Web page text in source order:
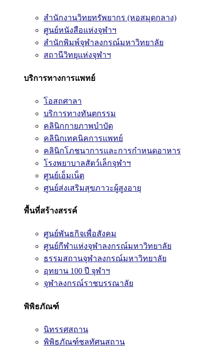
สำนักงานวิทยทรัพยากร (หอสมุดกลาง)
ศูนย์หนังสือแห่งจุฬาฯ
สำนักพิมพ์จุฬาลงกรณ์มหาวิทยาลัย
สถานีวิทยุแห่งจุฬาฯ
บริการทางการแพทย์
โอสถศาลา
บริการทางทันตกรรม
คลินิกกายภาพบำบัด
คลินิกเทคนิคการแพทย์
คลินิกโภชนาการและการกำหนดอาหาร
โรงพยาบาลสัตว์เล็กจุฬาฯ
ศูนย์เอ็มเน็ต
ศูนย์ส่งเสริมสุขภาวะผู้สูงอายุ
พื้นที่สร้างสรรค์
ศูนย์พันธกิจเพื่อสังคม
ศูนย์กีฬาแห่งจุฬาลงกรณ์มหาวิทยาลัย
ธรรมสถานจุฬาลงกรณ์มหาวิทยาลัย
อุทยาน 100 ปี จุฬาฯ
จุฬาลงกรณ์ราชบรรณาลัย
พิพิธภัณฑ์
นิทรรศสถาน
พิพิธภัณฑ์ชลทัศนสถาน